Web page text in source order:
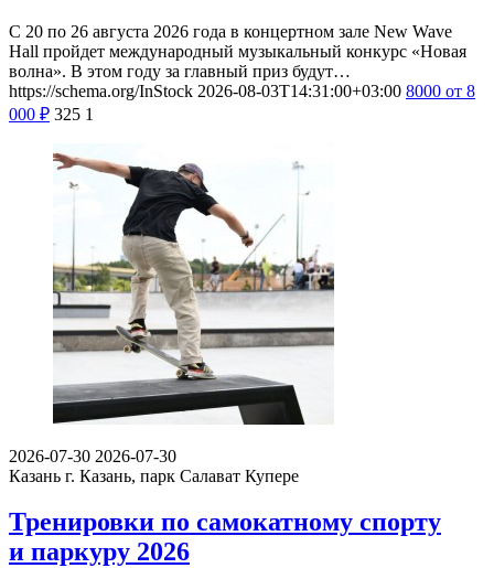
С 20 по 26 августа 2026 года в концертном зале New Wave
Hall пройдет международный музыкальный конкурс «Новая
волна». В этом году за главный приз будут…
https://schema.org/InStock 2026-08-03T14:31:00+03:00 8000 от 8
000 ₽ 325 1
2026-07-30 2026-07-30
Казань г. Казань, парк Салават Купере
Тренировки по самокатному спорту
и паркуру 2026